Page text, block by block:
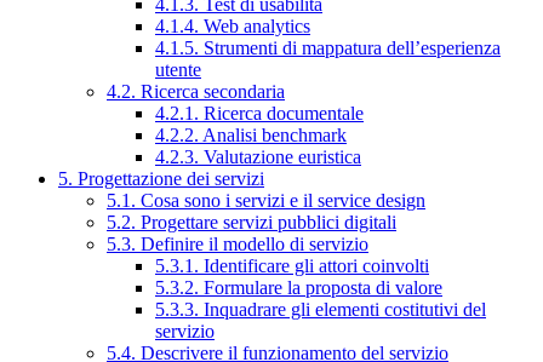
4.1.3. Test di usabilità
4.1.4. Web analytics
4.1.5. Strumenti di mappatura dell’esperienza
utente
4.2. Ricerca secondaria
4.2.1. Ricerca documentale
4.2.2. Analisi benchmark
4.2.3. Valutazione euristica
5. Progettazione dei servizi
5.1. Cosa sono i servizi e il service design
5.2. Progettare servizi pubblici digitali
5.3. Definire il modello di servizio
5.3.1. Identificare gli attori coinvolti
5.3.2. Formulare la proposta di valore
5.3.3. Inquadrare gli elementi costitutivi del
servizio
5.4. Descrivere il funzionamento del servizio